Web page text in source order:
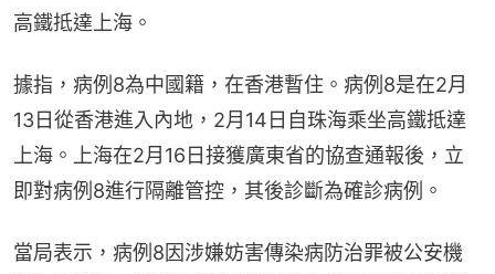
高鐵抵達上海。
據指，病例8為中國籍，在香港暫住。病例8是在2月
13日從香港進入內地，2月14日自珠海乘坐高鐵抵達
上海。上海在2月16日接獲廣東省的協查通報後，立
即對病例8進行隔離管控，其後診斷為確診病例。
當局表示，病例8因涉嫌妨害傳染病防治罪被公安機